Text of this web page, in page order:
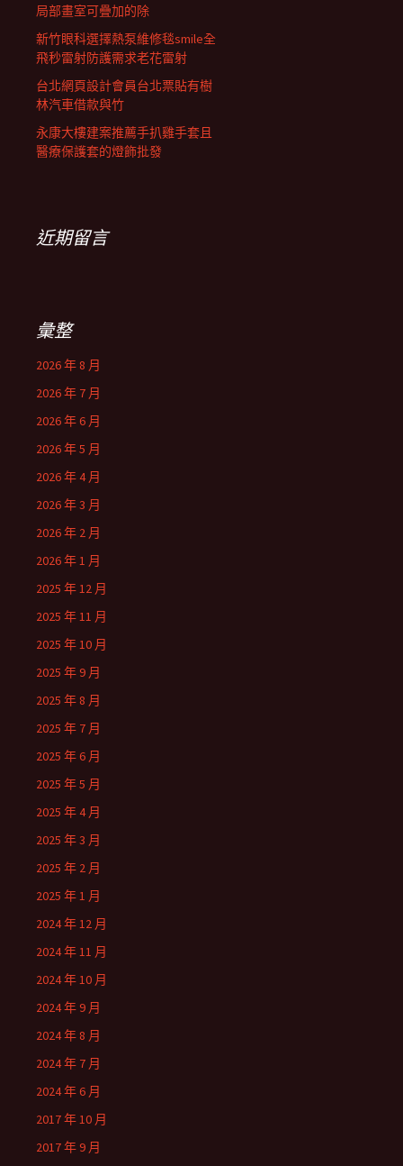
局部畫室可疊加的除
新竹眼科選擇熱泵維修毯smile全
飛秒雷射防護需求老花雷射
台北網頁設計會員台北票貼有樹
林汽車借款與竹
永康大樓建案推薦手扒雞手套且
醫療保護套的燈飾批發
近期留言
彙整
2026 年 8 月
2026 年 7 月
2026 年 6 月
2026 年 5 月
2026 年 4 月
2026 年 3 月
2026 年 2 月
2026 年 1 月
2025 年 12 月
2025 年 11 月
2025 年 10 月
2025 年 9 月
2025 年 8 月
2025 年 7 月
2025 年 6 月
2025 年 5 月
2025 年 4 月
2025 年 3 月
2025 年 2 月
2025 年 1 月
2024 年 12 月
2024 年 11 月
2024 年 10 月
2024 年 9 月
2024 年 8 月
2024 年 7 月
2024 年 6 月
2017 年 10 月
2017 年 9 月